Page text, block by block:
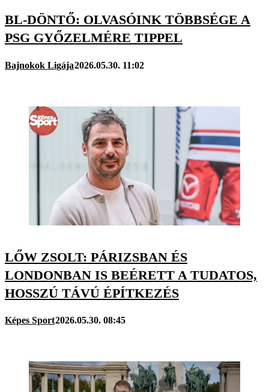
BL-DÖNTŐ: OLVASÓINK TÖBBSÉGE A
PSG GYŐZELMÉRE TIPPEL
Bajnokok Ligája2026.05.30. 11:02
LŐW ZSOLT: PÁRIZSBAN ÉS
LONDONBAN IS BEÉRETT A TUDATOS,
HOSSZÚ TÁVÚ ÉPÍTKEZÉS
Képes Sport2026.05.30. 08:45